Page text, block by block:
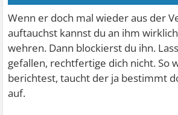
Wenn er doch mal wieder aus der
auftauchst kannst du an ihm
wehren. Dann blockierst du ihn.
gefallen, rechtfertige dich nicht. So
berichtest, taucht der ja bestimmt
auf.